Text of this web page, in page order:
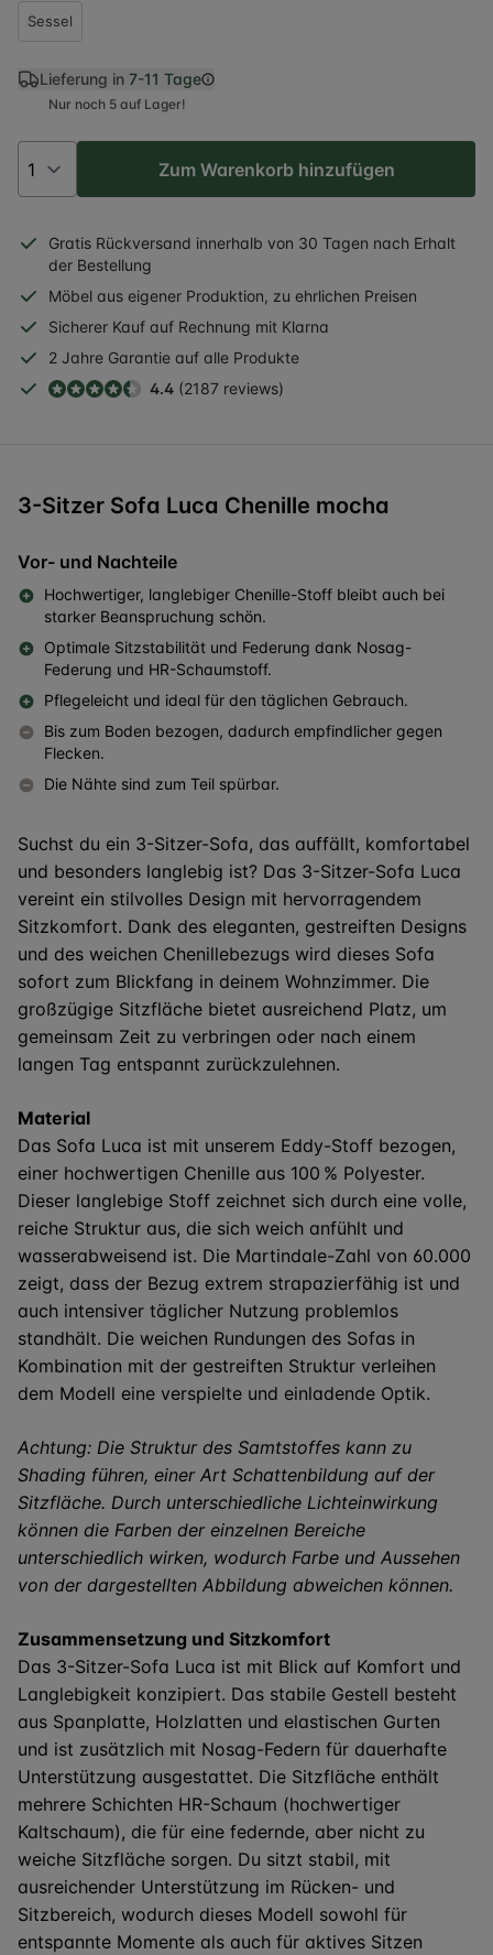
Sessel
Lieferung in 7-11 Tage
Nur noch 5 auf Lager!
Zum Warenkorb hinzufügen
Gratis Rückversand innerhalb von 30 Tagen nach Erhalt
der Bestellung
Möbel aus eigener Produktion, zu ehrlichen Preisen
Sicherer Kauf auf Rechnung mit Klarna
2 Jahre Garantie auf alle Produkte
4.4 (2187 reviews)
3-Sitzer Sofa Luca Chenille mocha
Vor- und Nachteile
Hochwertiger, langlebiger Chenille-Stoff bleibt auch bei
starker Beanspruchung schön.
Optimale Sitzstabilität und Federung dank Nosag-
Federung und HR-Schaumstoff.
Pflegeleicht und ideal für den täglichen Gebrauch.
Bis zum Boden bezogen, dadurch empfindlicher gegen
Flecken.
Die Nähte sind zum Teil spürbar.
Suchst du ein 3-Sitzer-Sofa, das auffällt, komfortabel
und besonders langlebig ist? Das 3-Sitzer-Sofa Luca
vereint ein stilvolles Design mit hervorragendem
Sitzkomfort. Dank des eleganten, gestreiften Designs
und des weichen Chenillebezugs wird dieses Sofa
sofort zum Blickfang in deinem Wohnzimmer. Die
großzügige Sitzfläche bietet ausreichend Platz, um
gemeinsam Zeit zu verbringen oder nach einem
langen Tag entspannt zurückzulehnen.
Material
Das Sofa Luca ist mit unserem Eddy-Stoff bezogen,
einer hochwertigen Chenille aus 100 % Polyester.
Dieser langlebige Stoff zeichnet sich durch eine volle,
reiche Struktur aus, die sich weich anfühlt und
wasserabweisend ist. Die Martindale-Zahl von 60.000
zeigt, dass der Bezug extrem strapazierfähig ist und
auch intensiver täglicher Nutzung problemlos
standhält. Die weichen Rundungen des Sofas in
Kombination mit der gestreiften Struktur verleihen
dem Modell eine verspielte und einladende Optik.
Achtung: Die Struktur des Samtstoffes kann zu
Shading führen, einer Art Schattenbildung auf der
Sitzfläche. Durch unterschiedliche Lichteinwirkung
können die Farben der einzelnen Bereiche
unterschiedlich wirken, wodurch Farbe und Aussehen
von der dargestellten Abbildung abweichen können.
Zusammensetzung und Sitzkomfort
Das 3-Sitzer-Sofa Luca ist mit Blick auf Komfort und
Langlebigkeit konzipiert. Das stabile Gestell besteht
aus Spanplatte, Holzlatten und elastischen Gurten
und ist zusätzlich mit Nosag-Federn für dauerhafte
Unterstützung ausgestattet. Die Sitzfläche enthält
mehrere Schichten HR-Schaum (hochwertiger
Kaltschaum), die für eine federnde, aber nicht zu
weiche Sitzfläche sorgen. Du sitzt stabil, mit
ausreichender Unterstützung im Rücken- und
Sitzbereich, wodurch dieses Modell sowohl für
entspannte Momente als auch für aktives Sitzen